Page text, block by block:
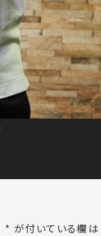
* が付いている欄は